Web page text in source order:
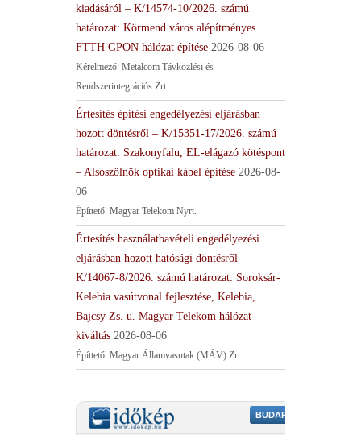
kiadásáról – K/14574-10/2026. számú
határozat: Körmend város alépítményes
FTTH GPON hálózat építése 2026-08-06
Kérelmező: Metalcom Távközlési és
Rendszerintegrációs Zrt.
Értesítés építési engedélyezési eljárásban
hozott döntésről – K/15351-17/2026. számú
határozat: Szakonyfalu, EL-elágazó kötéspont
– Alsószölnök optikai kábel építése 2026-08-
06
Építtető: Magyar Telekom Nyrt.
Értesítés használatbavételi engedélyezési
eljárásban hozott hatósági döntésről –
K/14067-8/2026. számú határozat: Soroksár-
Kelebia vasútvonal fejlesztése, Kelebia,
Bajcsy Zs. u. Magyar Telekom hálózat
kiváltás 2026-08-06
Építtető: Magyar Államvasutak (MÁV) Zrt.